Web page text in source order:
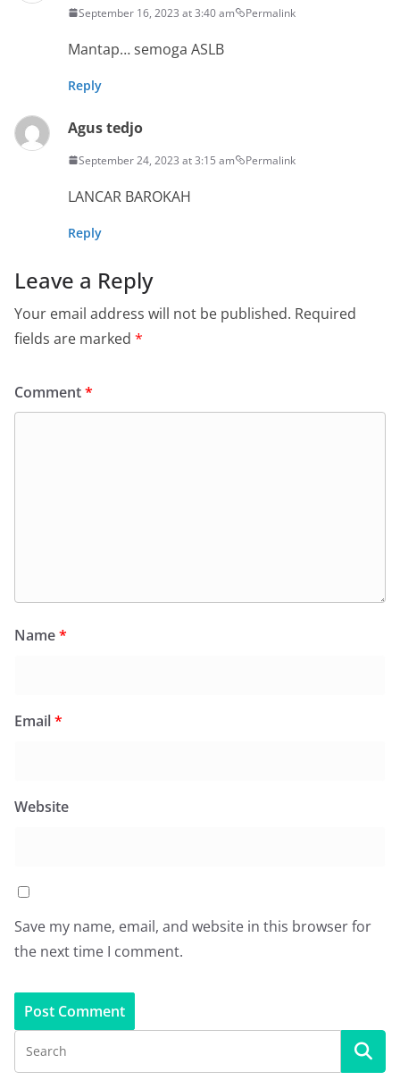
September 16, 2023 at 3:40 am Permalink
Mantap… semoga ASLB
Reply
Agus tedjo
September 24, 2023 at 3:15 am Permalink
LANCAR BAROKAH
Reply
Leave a Reply
Your email address will not be published. Required
fields are marked *
Comment*
Name*
Email*
Website
Save my name, email, and website in this browser for
the next time I comment.